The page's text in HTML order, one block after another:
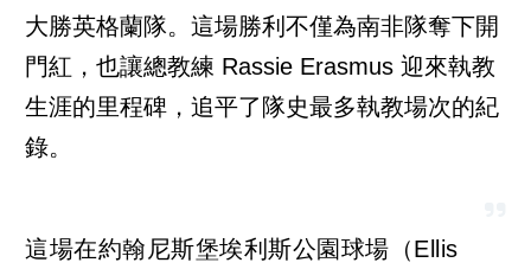
大勝英格蘭隊。這場勝利不僅為南非隊奪下開
門紅，也讓總教練 Rassie Erasmus 迎來執教
生涯的里程碑，追平了隊史最多執教場次的紀
錄。
這場在約翰尼斯堡埃利斯公園球場（Ellis